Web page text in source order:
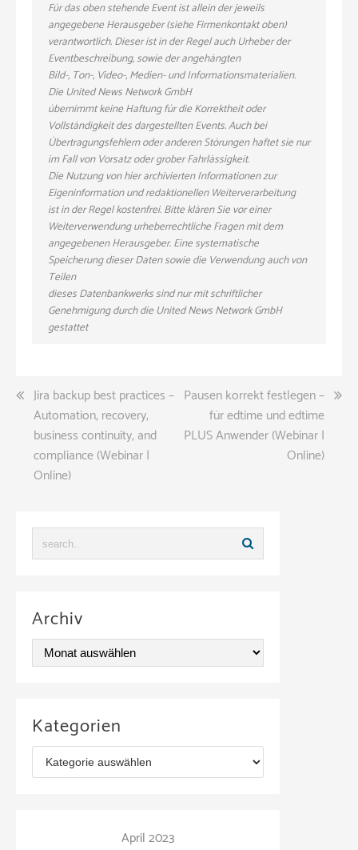
Für das oben stehende Event ist allein der jeweils
angegebene Herausgeber (siehe Firmenkontakt oben)
verantwortlich. Dieser ist in der Regel auch Urheber der
Eventbeschreibung, sowie der angehängten
Bild-, Ton-, Video-, Medien- und Informationsmaterialien.
Die United News Network GmbH
übernimmt keine Haftung für die Korrektheit oder
Vollständigkeit des dargestellten Events. Auch bei
Übertragungsfehlern oder anderen Störungen haftet sie nur
im Fall von Vorsatz oder grober Fahrlässigkeit.
Die Nutzung von hier archivierten Informationen zur
Eigeninformation und redaktionellen Weiterverarbeitung
ist in der Regel kostenfrei. Bitte klären Sie vor einer
Weiterverwendung urheberrechtliche Fragen mit dem
angegebenen Herausgeber. Eine systematische
Speicherung dieser Daten sowie die Verwendung auch von
Teilen
dieses Datenbankwerks sind nur mit schriftlicher
Genehmigung durch die United News Network GmbH
gestattet
Beitragsnavigation
Jira backup best practices –
Automation, recovery,
business continuity, and
compliance (Webinar |
Online)
Pausen korrekt festlegen –
für edtime und edtime
PLUS Anwender (Webinar |
Online)
Archiv
hKategorien
April 2023